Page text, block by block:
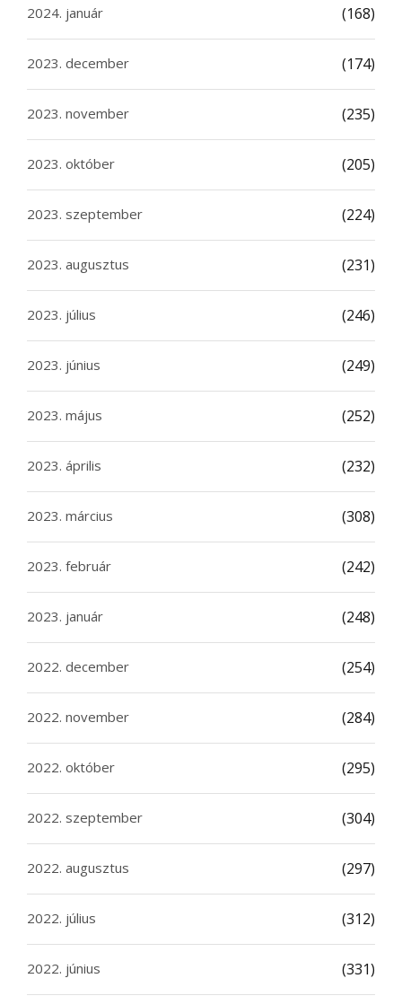
2024. január (168)
2023. december (174)
2023. november (235)
2023. október (205)
2023. szeptember (224)
2023. augusztus (231)
2023. július (246)
2023. június (249)
2023. május (252)
2023. április (232)
2023. március (308)
2023. február (242)
2023. január (248)
2022. december (254)
2022. november (284)
2022. október (295)
2022. szeptember (304)
2022. augusztus (297)
2022. július (312)
2022. június (331)